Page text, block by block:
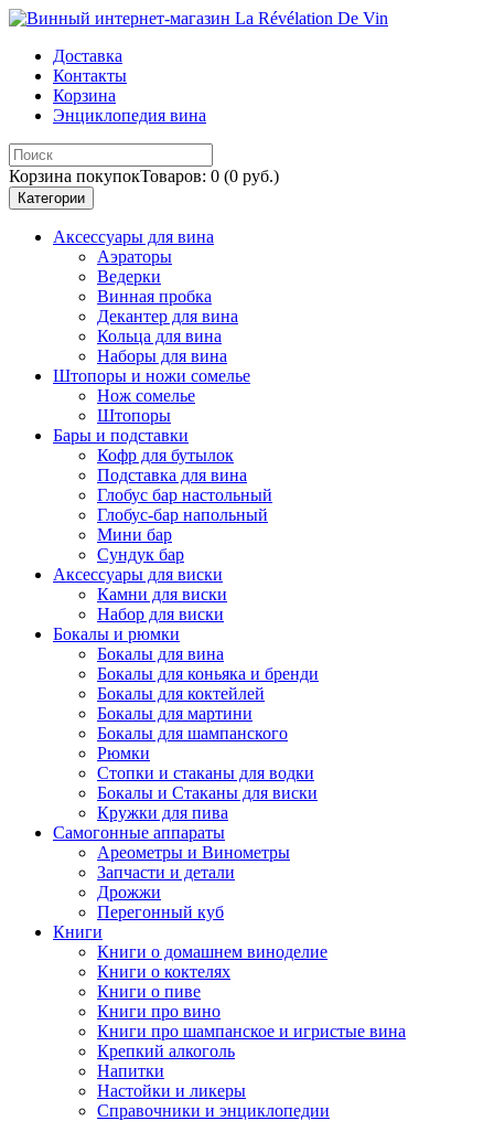
Доставка
Контакты
Корзина
Энциклопедия вина
Корзина покупокТоваров: 0 (0 руб.)
Категории
Аксессуары для вина
Аэраторы
Ведерки
Винная пробка
Декантер для вина
Кольца для вина
Наборы для вина
Штопоры и ножи сомелье
Нож сомелье
Штопоры
Бары и подставки
Кофр для бутылок
Подставка для вина
Глобус бар настольный
Глобус-бар напольный
Мини бар
Сундук бар
Аксессуары для виски
Камни для виски
Набор для виски
Бокалы и рюмки
Бокалы для вина
Бокалы для коньяка и бренди
Бокалы для коктейлей
Бокалы для мартини
Бокалы для шампанского
Рюмки
Стопки и стаканы для водки
Бокалы и Стаканы для виски
Кружки для пива
Самогонные аппараты
Ареометры и Винометры
Запчасти и детали
Дрожжи
Перегонный куб
Книги
Книги о домашнем виноделие
Книги о коктелях
Книги о пиве
Книги про вино
Книги про шампанское и игристые вина
Крепкий алкоголь
Напитки
Настойки и ликеры
Справочники и энциклопедии